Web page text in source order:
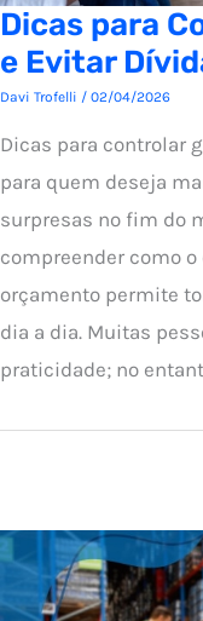
Dicas para
e Evitar
Davi Trofelli / 02/04/2026
Dicas para controlar
para quem deseja
surpresas no fim do
compreender como
orçamento permite
dia a dia. Muitas
praticidade; no